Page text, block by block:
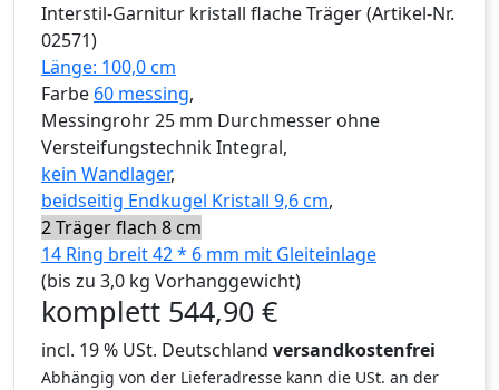
Interstil-Garnitur kristall flache Träger(Artikel-Nr.
02571)
Länge: 100,0 cm
Farbe 60 messing,
Messingrohr 25 mm Durchmesser ohne
Versteifungstechnik Integral,
kein Wandlager,
beidseitig Endkugel Kristall 9,6 cm,
2 Träger flach 8 cm
14 Ring breit 42 * 6 mm mit Gleiteinlage
(bis zu 3,0 kg Vorhanggewicht)
komplett 544,90 €
incl. 19 % USt. Deutschland versandkostenfrei
Abhängig von der Lieferadresse kann die USt. an der